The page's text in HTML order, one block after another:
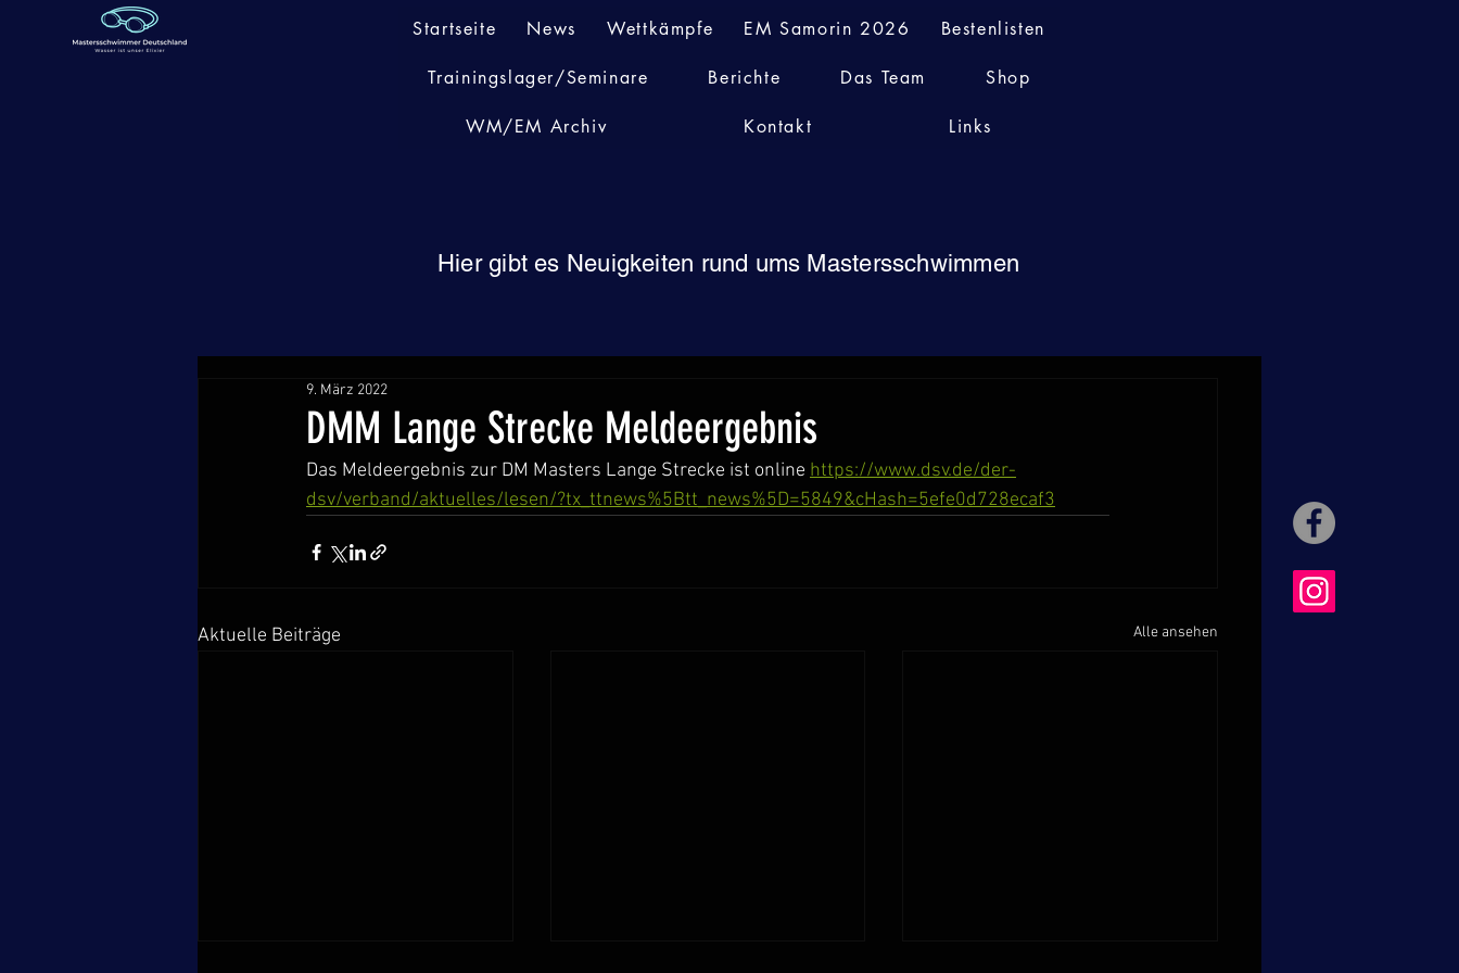
Startseite News Wettkämpfe EM Samorin 2026 Bestenlisten
Trainingslager/Seminare Berichte Das Team Shop
WM/EM Archiv Kontakt Links
Hier gibt es Neuigkeiten rund ums Mastersschwimmen
DMM Lange Strecke Meldeergebnis
9. März 2022
Das Meldeergebnis zur DM Masters Lange Strecke ist online https://www.dsv.de/der-
dsv/verband/aktuelles/lesen/?tx_ttnews%5Btt_news%5D=5849&cHash=5efe0d728ecaf3
Aktuelle Beiträge Alle ansehen